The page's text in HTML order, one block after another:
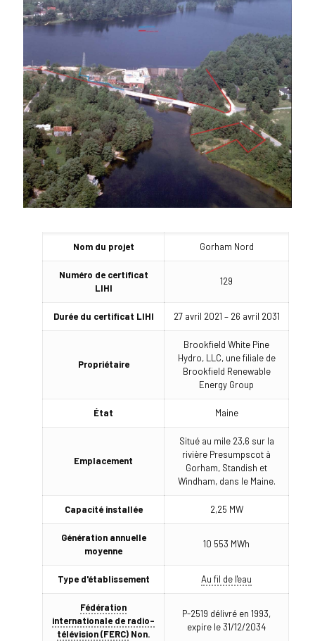
Nom du projet Gorham Nord
Numéro de certificat
LIHI
129
Durée du certificat LIHI 27 avril 2021 – 26 avril 2031
Propriétaire
Brookfield White Pine
Hydro, LLC, une filiale de
Brookfield Renewable
Energy Group
État Maine
Emplacement
Situé au mile 23,6 sur la
rivière Presumpscot à
Gorham, Standish et
Windham, dans le Maine.
Capacité installée 2,25 MW
Génération annuelle
moyenne
10 553 MWh
Type d'établissement Au fil de l'eau
Fédération
internationale de radio-
télévision (FERC)Non.
P-2519 délivré en 1993,
expire le 31/12/2034